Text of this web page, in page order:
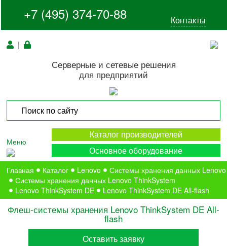
+7 (495) 374-70-88 Контакты
|
Серверные и сетевые решения
для предприятий
Меню
Каталог производителей
Основное оборудование
Главная Каталог Lenovo
Системы хранения данных Lenovo
Системы хранения данных Lenovo ThinkSystem
Lenovo ThinkSystem DE
Lenovo ThinkSystem DE All-flash
Флеш-системы хранения Lenovo ThinkSystem DE All-
flash
Оставить заявку